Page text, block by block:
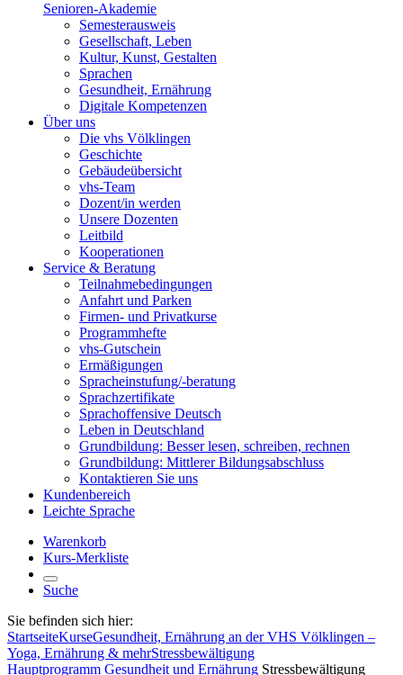
Senioren-Akademie
Semesterausweis
Gesellschaft, Leben
Kultur, Kunst, Gestalten
Sprachen
Gesundheit, Ernährung
Digitale Kompetenzen
Über uns
Die vhs Völklingen
Geschichte
Gebäudeübersicht
vhs-Team
Dozent/in werden
Unsere Dozenten
Leitbild
Kooperationen
Service & Beratung
Teilnahmebedingungen
Anfahrt und Parken
Firmen- und Privatkurse
Programmhefte
vhs-Gutschein
Ermäßigungen
Spracheinstufung/-beratung
Sprachzertifikate
Sprachoffensive Deutsch
Leben in Deutschland
Grundbildung: Besser lesen, schreiben, rechnen
Grundbildung: Mittlerer Bildungsabschluss
Kontaktieren Sie uns
Kundenbereich
Leichte Sprache
Warenkorb
Kurs-Merkliste
Suche
Sie befinden sich hier:
StartseiteKurseGesundheit, Ernährung an der VHS Völklingen –
Yoga, Ernährung & mehrStressbewältigung
Hauptprogramm Gesundheit und Ernährung Stressbewältigung